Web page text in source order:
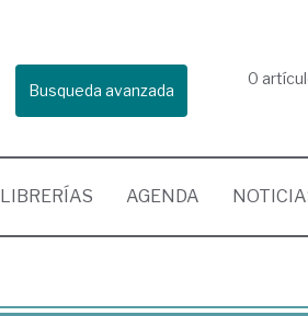
Busqueda avanzada
0
LIBRERÍAS AGENDA